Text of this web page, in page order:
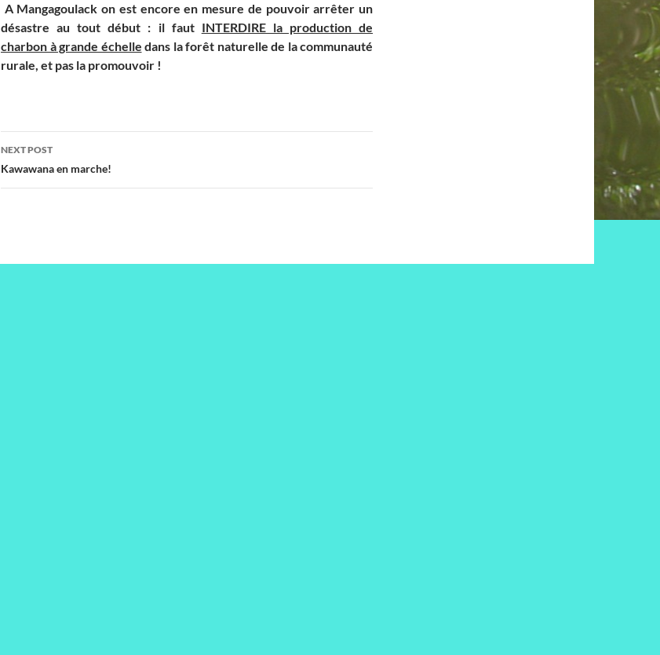
A Mangagoulack on est encore en mesure de pouvoir arrêter un
désastre au tout début : il faut INTERDIRE la production de
charbon à grande échelle dans la forêt naturelle de la communauté
rurale, et pas la promouvoir !
Post
navigation
NEXT POST
Kawawana en marche!